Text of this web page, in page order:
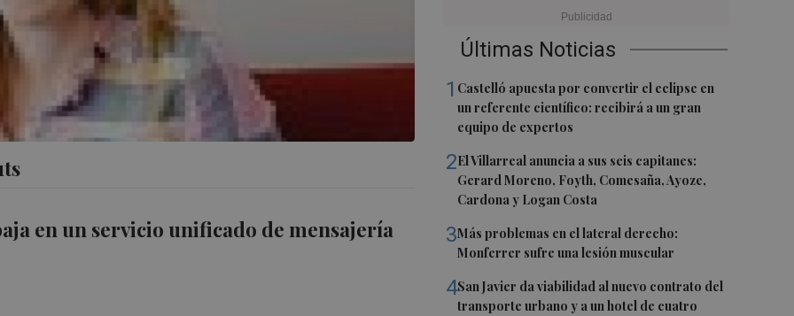
en un servicio unificado de mensajería
Últimas Noticias
1 Castelló apuesta por convertir el eclipse en
un referente científico: recibirá a un gran
equipo de expertos
2El Villarreal anuncia a sus seis capitanes:
Gerard Moreno, Foyth, Comesaña, Ayoze,
Cardona y Logan Costa
3Más problemas en el lateral derecho:
Monferrer sufre una lesión muscular
4San Javier da viabilidad al nuevo contrato del
transporte urbano y a un hotel de cuatro